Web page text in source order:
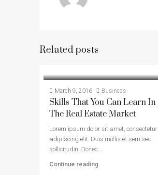
Related posts
March 9, 2016 Business
Skills That You Can Learn In
The Real Estate Market
Lorem ipsum dolor sit amet, consectetur
adipiscing elit. Duis mollis et sem sed
sollicitudin. Donec...
Continue reading